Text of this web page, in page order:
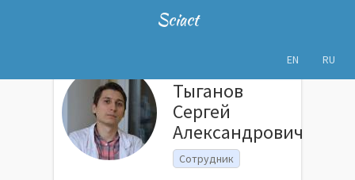
Sciact
EN RU
Тыганов
Сергей
Александрович
Сотрудник